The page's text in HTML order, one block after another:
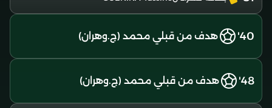
40' هدف من قبلي محمد (ج.وهران)
48' هدف من قبلي محمد (ج.وهران)